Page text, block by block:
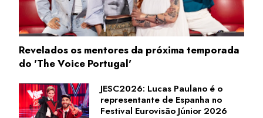
Revelados os mentores da próxima temporada
do 'The Voice Portugal'
JESC2026: Lucas Paulano é o
representante de Espanha no
Festival Eurovisão Júnior 2026